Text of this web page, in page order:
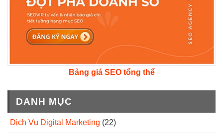
Bảng giá SEO tổng thể
DANH MỤC
Dịch Vụ Digital Marketing (22)